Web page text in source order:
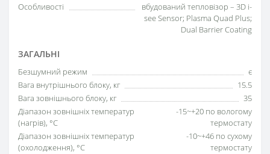
Особливості
вбудований тепловізор – 3D i-
see Sensor; Plasma Quad Plus;
Dual Barrier Coating
ЗАГАЛЬНІ
Безшумний режим
є
Вага внутрішнього блоку, кг
15.5
Вага зовнішнього блоку, кг
35
Діапазон зовнішніх температур
(нагрів), °C
-15~+20 по вологому
термостату
Діапазон зовнішніх температур
(охолодження), °C
-10~+46 по сухому
термостату